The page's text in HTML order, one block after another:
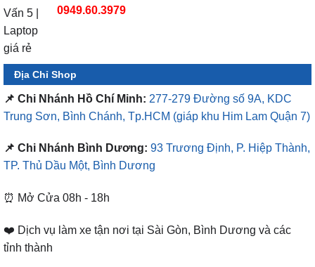
0949.60.3979
Địa Chỉ Shop
📌 Chi Nhánh Hồ Chí Minh: 277-279 Đường số 9A, KDC
Trung Sơn, Bình Chánh, Tp.HCM (giáp khu Him Lam Quận 7)
📌 Chi Nhánh Bình Dương: 93 Trương Định, P. Hiệp Thành,
TP. Thủ Dầu Một, Bình Dương
⏰ Mở Cửa 08h - 18h
❤️ Dịch vụ làm xe tận nơi tại Sài Gòn, Bình Dương và các
tỉnh thành